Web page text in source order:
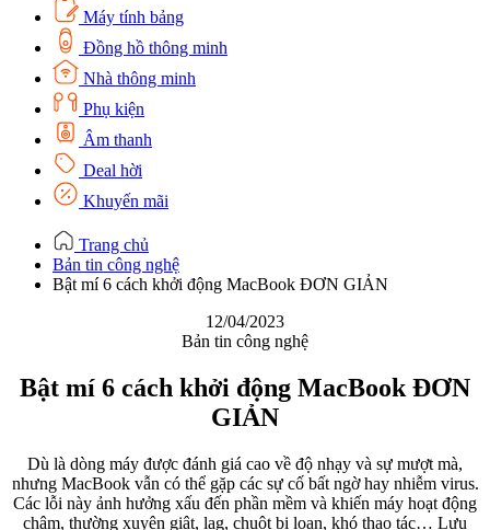
Máy tính bảng
Đồng hồ thông minh
Nhà thông minh
Phụ kiện
Âm thanh
Deal hời
Khuyến mãi
Trang chủ
Bản tin công nghệ
Bật mí 6 cách khởi động MacBook ĐƠN GIẢN
12/04/2023
Bản tin công nghệ
Bật mí 6 cách khởi động MacBook ĐƠN
GIẢN
Dù là dòng máy được đánh giá cao về độ nhạy và sự mượt mà,
nhưng MacBook vẫn có thể gặp các sự cố bất ngờ hay nhiễm virus.
Các lỗi này ảnh hưởng xấu đến phần mềm và khiến máy hoạt động
chậm, thường xuyên giật, lag, chuột bị loạn, khó thao tác… Lưu